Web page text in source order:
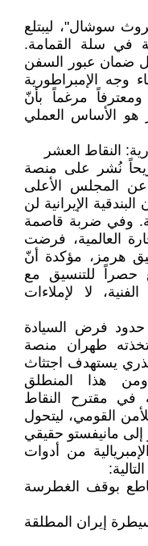
سوشال"، ليبتلع
في سلة القمامة.
ضمان عبور السفن
الإمبراطورية
ومعترفاً مرغماً بأنّ
هو الأساس العملي
النقاط العشر
صريحاً نُشر على منصة
عن المجلس الأعلى
الإيرانية لن
وفي ضربة قاصمة
العالمية، فرضت
هرمز، مؤكدة أنّ
حصراً للتنسيق مع
لا لإملاءات
فرض السيادة
طهران منصة
يستهدف اجتثاث
ومن هذا المنطلق
في مقترح النقاط
القومي، ليتحول
مانيفستو حقيقي
من أدوات
قاطع بوقف الغطرسة
إيران المطلقة